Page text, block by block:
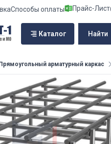
Способы оплаты Прайс-Лист
Каталог Найти
Прямоугольный арматурный каркас